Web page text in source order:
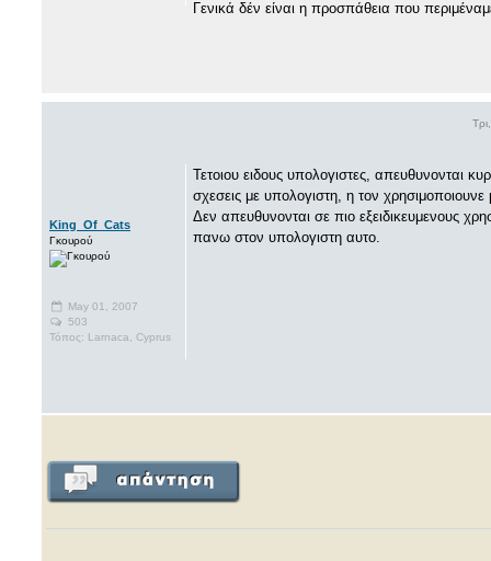
Γενικά δέν είναι η προσπάθεια που
King_Of_Cats
Γκουρού
May 01, 2007
503
Τόπος: Larnaca, Cyprus
Τετοιου ειδους υπολογιστες, απευθυνονται
σχεσεις με υπολογιστη, η τον
Δεν απευθυνονται σε πιο εξειδικευμενους
πανω στον υπολογιστη αυτο.